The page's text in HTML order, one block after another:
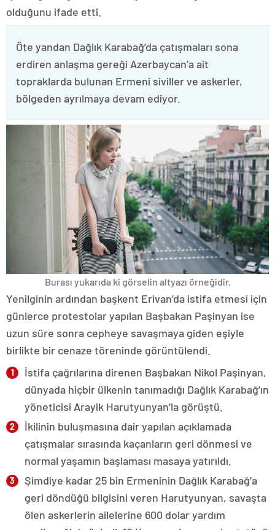
olduğunu ifade etti.
Öte yandan Dağlık Karabağ’da çatışmaları sona
erdiren anlaşma gereği Azerbaycan’a ait
topraklarda bulunan Ermeni siviller ve askerler,
bölgeden ayrılmaya devam ediyor.
Burası yukarıda ki görselin altyazı örneğidir.
Yenilginin ardından başkent Erivan’da istifa etmesi için
günlerce protestolar yapılan Başbakan Paşinyan ise
uzun süre sonra cepheye savaşmaya giden eşiyle
birlikte bir cenaze töreninde görüntülendi.
İstifa çağrılarına direnen Başbakan Nikol Paşinyan,
dünyada hiçbir ülkenin tanımadığı Dağlık Karabağ’ın
yöneticisi Arayik Harutyunyan’la görüştü.
İkilinin buluşmasına dair yapılan açıklamada
çatışmalar sırasında kaçanların geri dönmesi ve
normal yaşamın başlaması masaya yatırıldı.
Şimdiye kadar 25 bin Ermeninin Dağlık Karabağ’a
geri döndüğü bilgisini veren Harutyunyan, savaşta
ölen askerlerin ailelerine 600 dolar yardım